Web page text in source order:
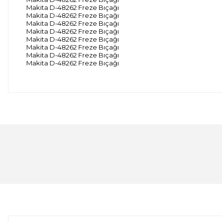
Makita D-48262 Freze Bıçağı
Makita D-48262 Freze Bıçağı
Makita D-48262 Freze Bıçağı
Makita D-48262 Freze Bıçağı
Makita D-48262 Freze Bıçağı
Makita D-48262 Freze Bıçağı
Makita D-48262 Freze Bıçağı
Makita D-48262 Freze Bıçağı